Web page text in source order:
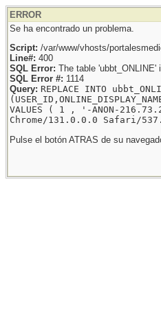
ERROR
Se ha encontrado un problema.
Script: /var/www/vhosts/
Line#: 400
SQL Error: The table 'ubbt_ONLINE'
SQL Error #: 1114
Query: REPLACE INTO
VALUES ( 1 , '-ANON-
Chrome/131.0.0.0 Safari/
Pulse el botón ATRAS de su